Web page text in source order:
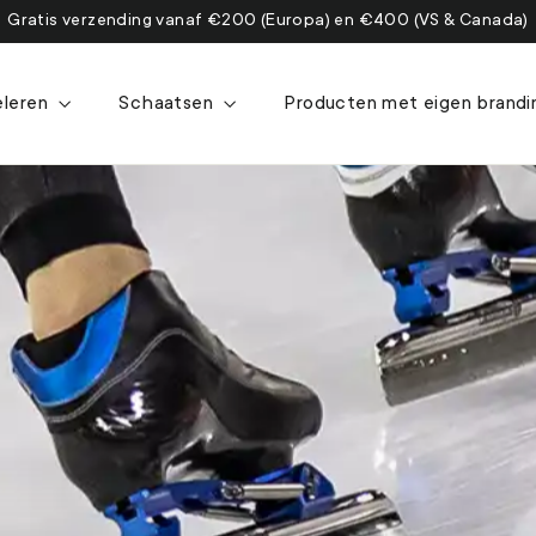
Gratis verzending vanaf €200 (Europa) en €400 (VS & Canada)
Schaatsen Producten met eigen